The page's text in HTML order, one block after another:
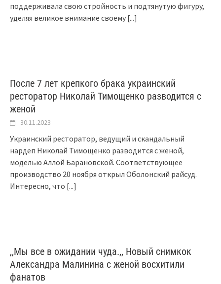
поддерживала свою стройность и подтянутую фигуру,
уделяя великое внимание своему [...]
После 7 лет крепкого брака украинский
ресторатор Николай Тимощенко разводится с
женой
30.11.2023
Украинский ресторатор, ведущий и скандальный
нардеп Николай Тимощенко разводится с женой,
моделью Аллой Барановской. Соответствующее
производство 20 ноября открыл Оболонский райсуд.
Интересно, что [...]
,,Мы все в ожидании чуда.,, Новый снимкок
Александра Малинина с женой восхитили
фанатов